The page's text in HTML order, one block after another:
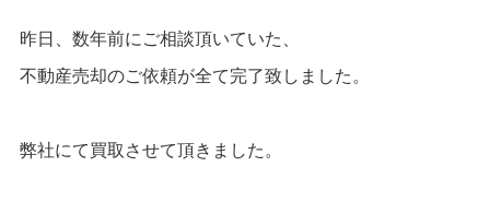
昨日、数年前にご相談頂いていた、
不動産売却のご依頼が全て完了致しました。
弊社にて買取させて頂きました。